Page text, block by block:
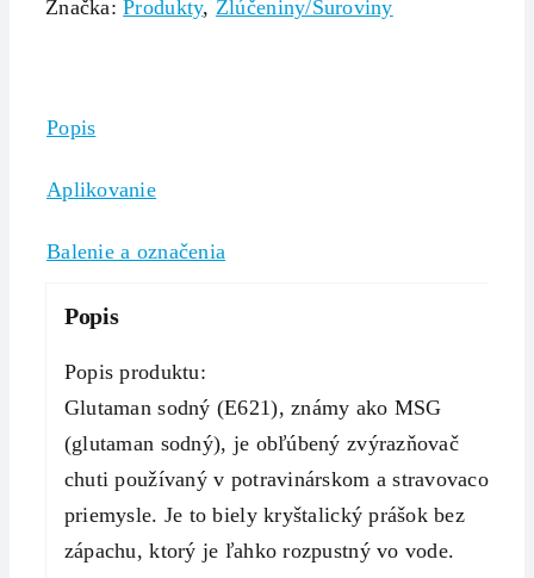
Značka:Produkty, Zlúčeniny/Suroviny
Popis
Aplikovanie
Balenie a označenia
Popis
Popis produktu:
Glutaman sodný (E621), známy ako MSG
(glutaman sodný), je obľúbený zvýrazňovač
chuti používaný v potravinárskom a stravovacom
priemysle. Je to biely kryštalický prášok bez
zápachu, ktorý je ľahko rozpustný vo vode.